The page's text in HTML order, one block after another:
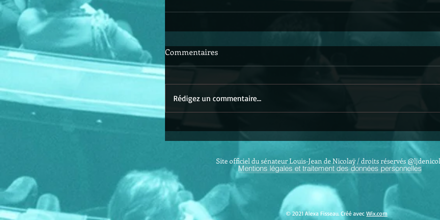
Commentaires
Rédigez un commentaire...
Site officiel du sénateur Louis-Jean de Nicolaÿ / droits réservés
Mentions légales et traitement des données personnelles
© 2021 Alexa Fisseau. Créé avec Wix.com